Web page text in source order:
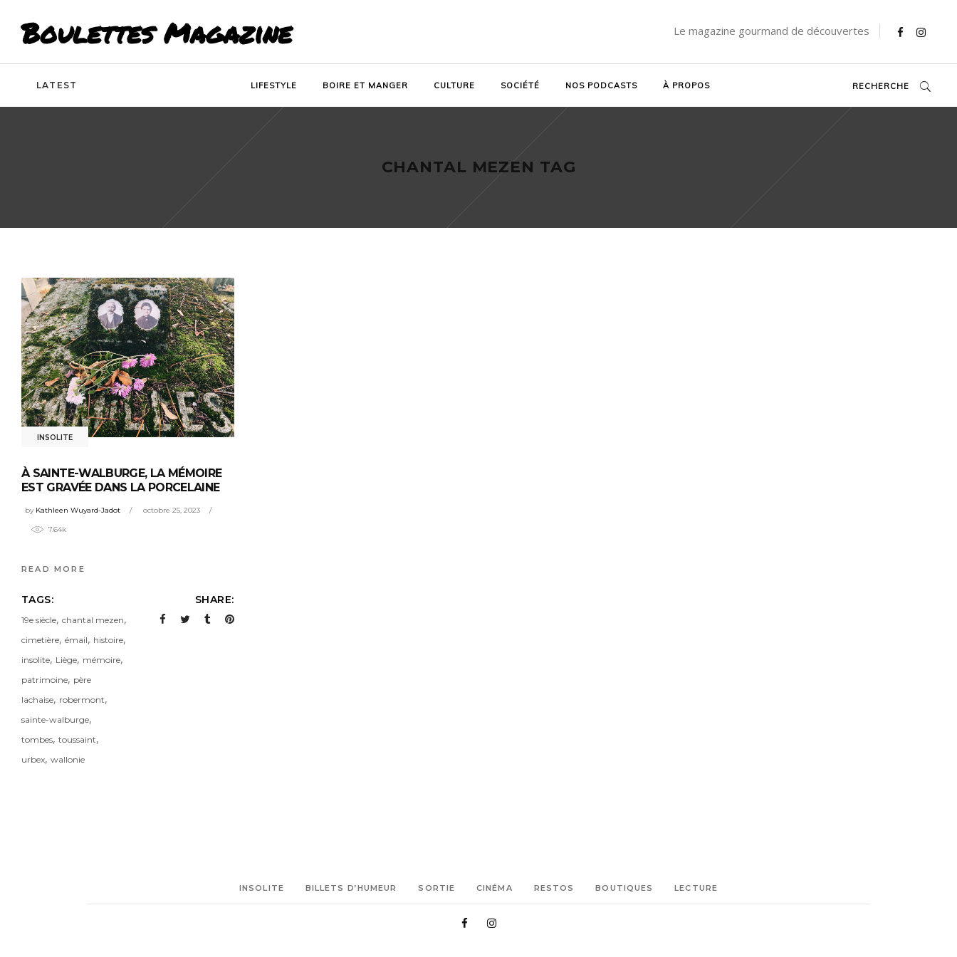
Boulettes Magazine Le magazine gourmand de découvertes
LATEST LIFESTYLE BOIRE ET MANGER CULTURE SOCIÉTÉ NOS PODCASTS À PROPOS RECHERCHE
CHANTAL MEZEN TAG
INSOLITE
À SAINTE-WALBURGE, LA MÉMOIRE
EST GRAVÉE DANS LA PORCELAINE
by Kathleen Wuyard-Jadot octobre 25, 2023
7.64k
READ MORE
TAGS:
19e siècle, chantal mezen,
cimetière, émail, histoire,
insolite, Liège, mémoire,
patrimoine, père
lachaise, robermont,
sainte-walburge,
tombes, toussaint,
urbex, wallonie
SHARE:
INSOLITE BILLETS D’HUMEUR SORTIE CINÉMA RESTOS BOUTIQUES LECTURE